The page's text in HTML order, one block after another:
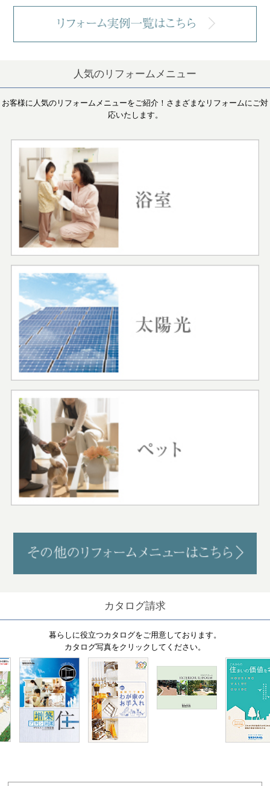
人気のリフォームメニュー
お客様に人気のリフォームメニューをご紹介！さまざまなリフォームにご対
応いたします。
カタログ請求
暮らしに役立つカタログをご用意しております。
カタログ写真をクリックしてください。